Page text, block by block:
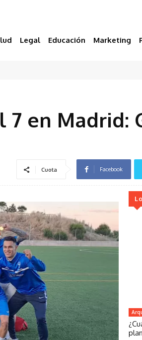
Legal Educación Marketing
en Madrid:
Cuota Facebook